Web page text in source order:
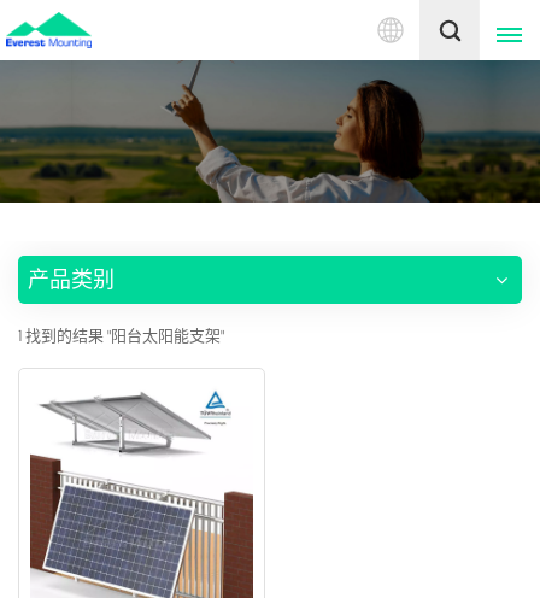
中
English
中文
产品类别
1 找到的结果 "阳台太阳能支架"